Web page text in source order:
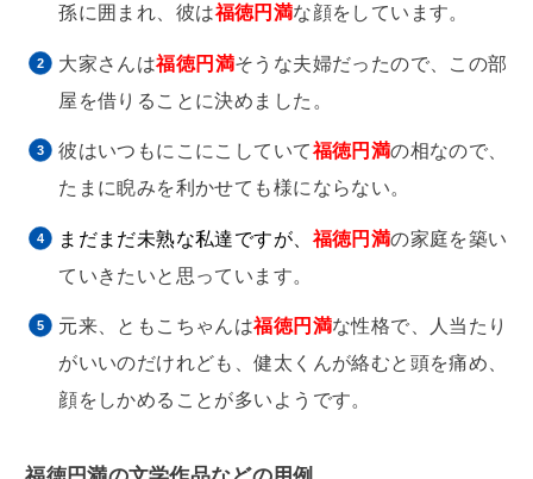
孫に囲まれ、彼は福徳円満な顔をしています。
大家さんは福徳円満そうな夫婦だったので、この部
屋を借りることに決めました。
彼はいつもにこにこしていて福徳円満の相なので、
たまに睨みを利かせても様にならない。
まだまだ未熟な私達ですが、福徳円満の家庭を築い
ていきたいと思っています。
元来、ともこちゃんは福徳円満な性格で、人当たり
がいいのだけれども、健太くんが絡むと頭を痛め、
顔をしかめることが多いようです。